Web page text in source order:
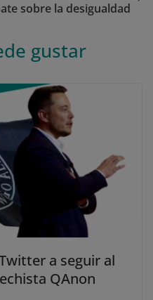
sobre la desigualdad
gustar
a seguir al
QAnon